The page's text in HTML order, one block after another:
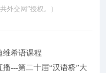
外交网”授权。）
维希语课程
---第二十届“汉语桥”大